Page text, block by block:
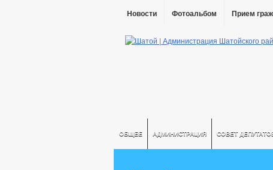
Новости Фотоальбом Прием
ОБЩЕЕ АДМИНИСТРАЦИЯ СОВЕТ